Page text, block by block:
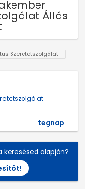
Állás
Szeretetszolgálat
tegnap
keresésed alapján?